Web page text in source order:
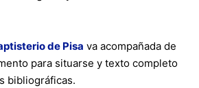
de Pisa va acompañada de
para situarse y texto completo
bibliográficas.